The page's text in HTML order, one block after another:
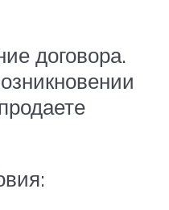
договора.